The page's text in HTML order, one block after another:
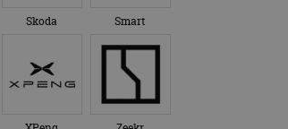
Skoda Smart